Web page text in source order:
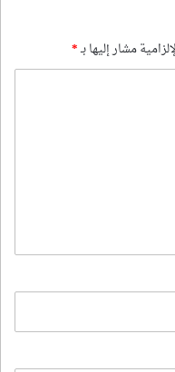
مشار إليها بـ*